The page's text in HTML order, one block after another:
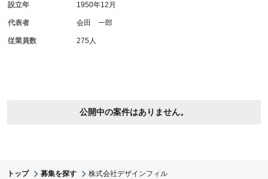
公開中の案件はありません。
設立年 1950年12月
代表者 会田 一郎
従業員数 275人
トップ 募集を探す 株式会社デザインフィル